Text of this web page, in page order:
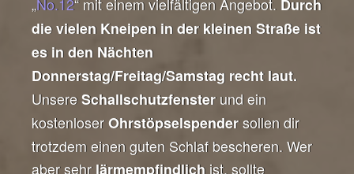
Durch
die vielen Kneipen in der kleinen Straße ist
es in den Nächten
Donnerstag/Freitag/Samstag recht laut.
UnsereSchallschutzfensterund ein
kostenloserOhrstöpselspendersollen dir
trotzdem einen guten Schlaf bescheren. Wer
aber sehrlärmempfindlich ist, sollte